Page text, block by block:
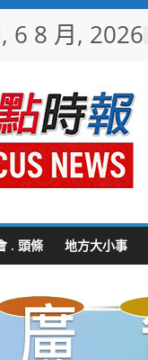
6 8 月, 2026
. 頭條 地方大小事